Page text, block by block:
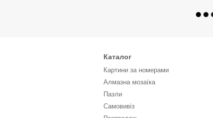
Каталог
Картини за номерами
Алмазна мозаїка
Пазли
Самовивіз